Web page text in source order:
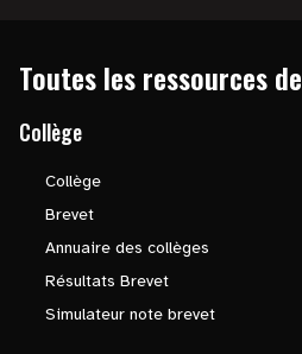
Toutes les ressources de
Collège
Collège
Brevet
Annuaire des collèges
Résultats Brevet
Simulateur note brevet